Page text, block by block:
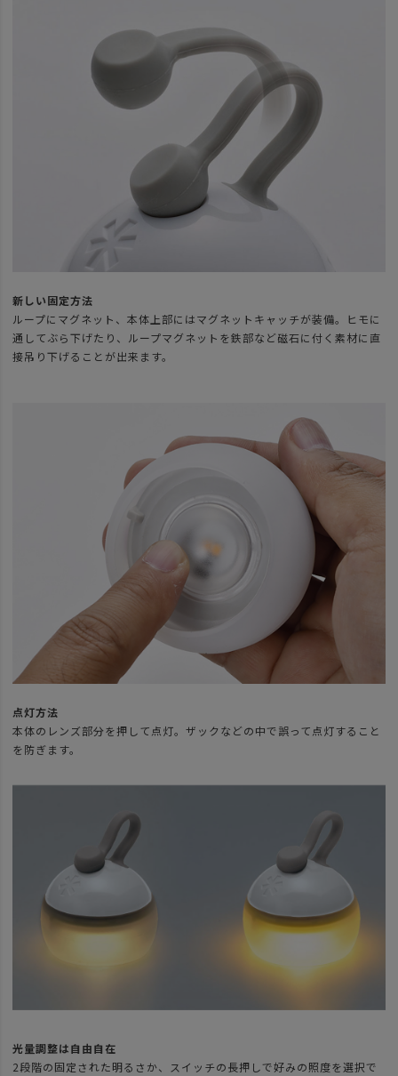
新しい固定方法
ループにマグネット、本体上部にはマグネットキャッチが装備。ヒモに
通してぶら下げたり、ループマグネットを鉄部など磁石に付く素材に直
接吊り下げることが出来ます。
点灯方法
本体のレンズ部分を押して点灯。ザックなどの中で誤って点灯すること
を防ぎます。
光量調整は自由自在
2段階の固定された明るさか、スイッチの長押しで好みの照度を選択で